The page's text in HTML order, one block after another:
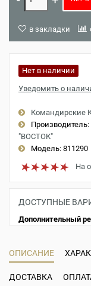
в закладки
Нет в наличии
Уведомить о
Командирские
Производитель:
"ВОСТОК"
Модель: 811290
На
ДОСТУПНЫЕ
Дополнительный
ОПИСАНИЕ
ДОСТАВКА